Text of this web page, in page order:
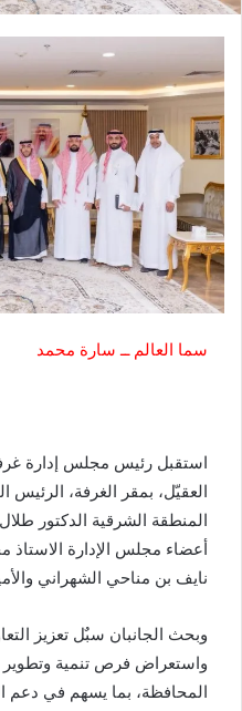
سما العالم ــ سارة محمد
استقبل رئيس مجلس إدارة
العقيّل، بمقر الغرفة، الرئيس
المنطقة الشرقية الدكتور
أعضاء مجلس الإدارة الاستاذ
نايف بن مناحي الشهراني
وبحث الجانبان سبٌل تعزيز
واستعراض فرص تنمية وتطوير
المحافظة، بما يسهم في دعم